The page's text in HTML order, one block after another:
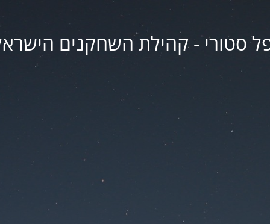
סטורי - קהילת השחקנים